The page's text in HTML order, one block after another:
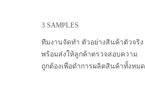
3.SAMPLES
ทีมงานจัดทำ ตัวอย่างสินค้าตัวจริง
พร้อมส่งให้ลูกค้าตรวจสอบความ
ถูกต้องเพื่อดำการผลิตสินค้าทั้งหมด